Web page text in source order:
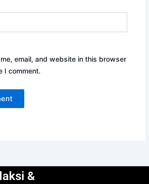
email, and website in this browser
I comment.
&